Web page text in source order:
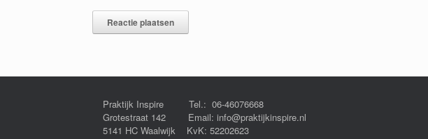
Praktijk Inspire Tel.: 06-46076668
Grotestraat 142 Email: info@praktijkinspire.nl
5141 HC Waalwijk KvK: 52202623